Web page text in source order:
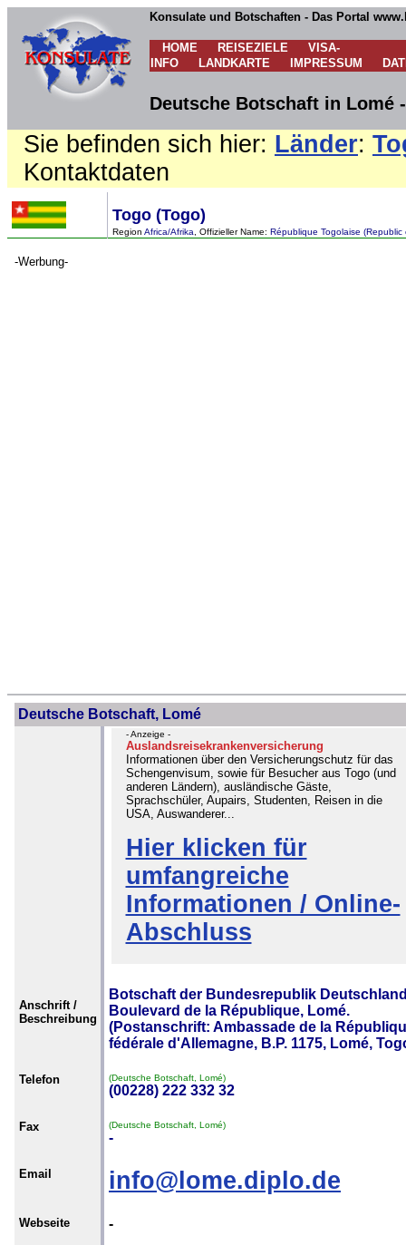
Konsulate und Botschaften - Das Portal
HOME REISEZIELE
VISA-
INFO
LANDKARTE IMPRESSUM
Deutsche Botschaft in Lomé
Sie befinden sich hier: Länder:
Kontaktdaten
Togo (Togo)
Region Africa/Afrika , Offizieller Name: République Togolaise (Republic
-Werbung-
Deutsche Botschaft, Lomé
- Anzeige -
Auslandsreisekrankenversicherung
Informationen über den Versicherungschutz für das
Schengenvisum, sowie für Besucher aus Togo (und
anderen Ländern), ausländische Gäste,
Sprachschüler, Aupairs, Studenten, Reisen in die
USA, Auswanderer...
Hier klicken für
umfangreiche
Informationen / Online-
Abschluss
Anschrift /
Beschreibung
Botschaft der Bundesrepublik
Boulevard de la République, Lomé.
(Postanschrift: Ambassade de la
fédérale d'Allemagne, B.P. 1175, Lomé,
Telefon (Deutsche Botschaft, Lomé)
(00228) 222 332 32
Fax (Deutsche Botschaft, Lomé)
-
Email info@lome.diplo.de
Webseite -